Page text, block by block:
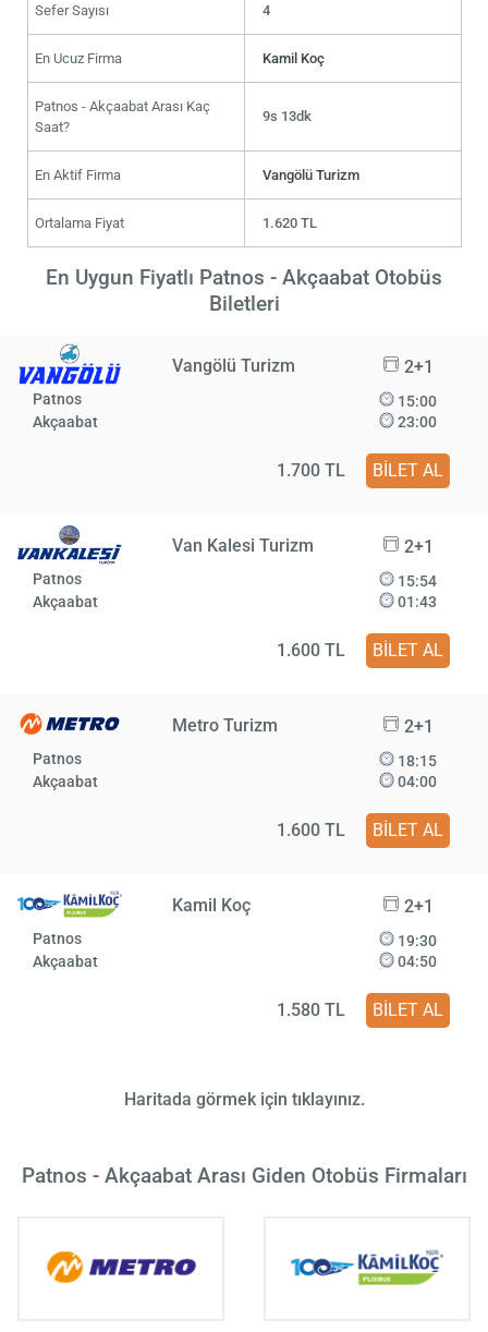
Sefer Sayısı 4
En Ucuz Firma Kamil Koç
Patnos - Akçaabat Arası Kaç
Saat?
9s 13dk
En Aktif Firma Vangölü Turizm
Ortalama Fiyat 1.620 TL
En Uygun Fiyatlı Patnos - Akçaabat Otobüs
Biletleri
Vangölü Turizm 2+1
Patnos
Akçaabat
15:00
23:00
1.700 TL BİLET AL
Van Kalesi Turizm 2+1
Patnos
Akçaabat
15:54
01:43
1.600 TL BİLET AL
Metro Turizm 2+1
Patnos
Akçaabat
18:15
04:00
1.600 TL BİLET AL
Kamil Koç 2+1
Patnos
Akçaabat
19:30
04:50
1.580 TL BİLET AL
Haritada görmek için tıklayınız.
Patnos - Akçaabat Arası Giden Otobüs Firmaları